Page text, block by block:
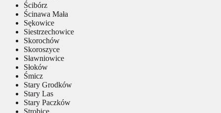
Ścibórz
Ścinawa Mała
Sękowice
Siestrzechowice
Skorochów
Skoroszyce
Sławniowice
Słoków
Śmicz
Stary Grodków
Stary Las
Stary Paczków
Strobice